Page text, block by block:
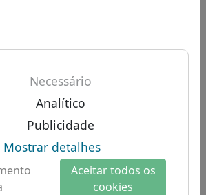
Necessário
Analítico
Publicidade
Mostrar detalhes
Aceitar todos os
cookies
americanos
de dois fatores
Domains?
餐厅 - Novos
um domínio de
?